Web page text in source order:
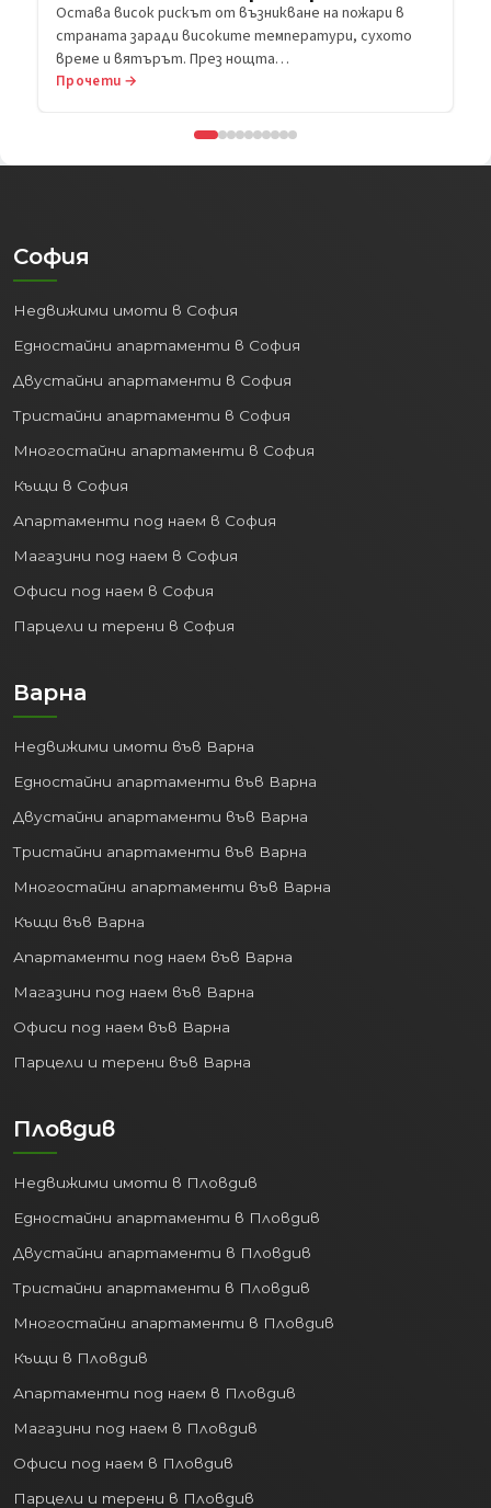
Прочети →
София
Недвижими имоти в София
Едностайни апартаменти в София
Двустайни апартаменти в София
Тристайни апартаменти в София
Многостайни апартаменти в София
Къщи в София
Апартаменти под наем в София
Магазини под наем в София
Офиси под наем в София
Парцели и терени в София
Варна
Недвижими имоти във Варна
Едностайни апартаменти във Варна
Двустайни апартаменти във Варна
Тристайни апартаменти във Варна
Многостайни апартаменти във Варна
Къщи във Варна
Апартаменти под наем във Варна
Магазини под наем във Варна
Офиси под наем във Варна
Парцели и терени във Варна
Пловдив
Недвижими имоти в Пловдив
Едностайни апартаменти в Пловдив
Двустайни апартаменти в Пловдив
Тристайни апартаменти в Пловдив
Многостайни апартаменти в Пловдив
Къщи в Пловдив
Апартаменти под наем в Пловдив
Магазини под наем в Пловдив
Офиси под наем в Пловдив
Парцели и терени в Пловдив